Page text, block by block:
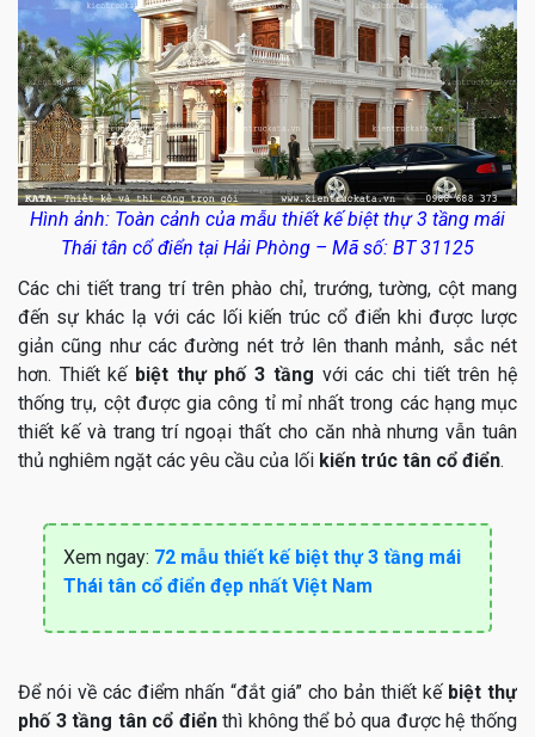
Hình ảnh: Toàn cảnh của mẫu thiết kế biệt thự 3 tầng mái
Thái tân cổ điển tại Hải Phòng – Mã số: BT 31125
Các chi tiết trang trí trên phào chỉ, trướng, tường, cột mang
đến sự khác lạ với các lối kiến trúc cổ điển khi được lược
giản cũng như các đường nét trở lên thanh mảnh, sắc nét
hơn. Thiết kế biệt thự phố 3 tầng với các chi tiết trên hệ
thống trụ, cột được gia công tỉ mỉ nhất trong các hạng mục
thiết kế và trang trí ngoại thất cho căn nhà nhưng vẫn tuân
thủ nghiêm ngặt các yêu cầu của lối kiến trúc tân cổ điển.
Xem ngay: 72 mẫu thiết kế biệt thự 3 tầng mái
Thái tân cổ điển đẹp nhất Việt Nam
Để nói về các điểm nhấn “đắt giá” cho bản thiết kếbiệt thự
phố 3 tầng tân cổ điểnthì không thể bỏ qua được hệ thống